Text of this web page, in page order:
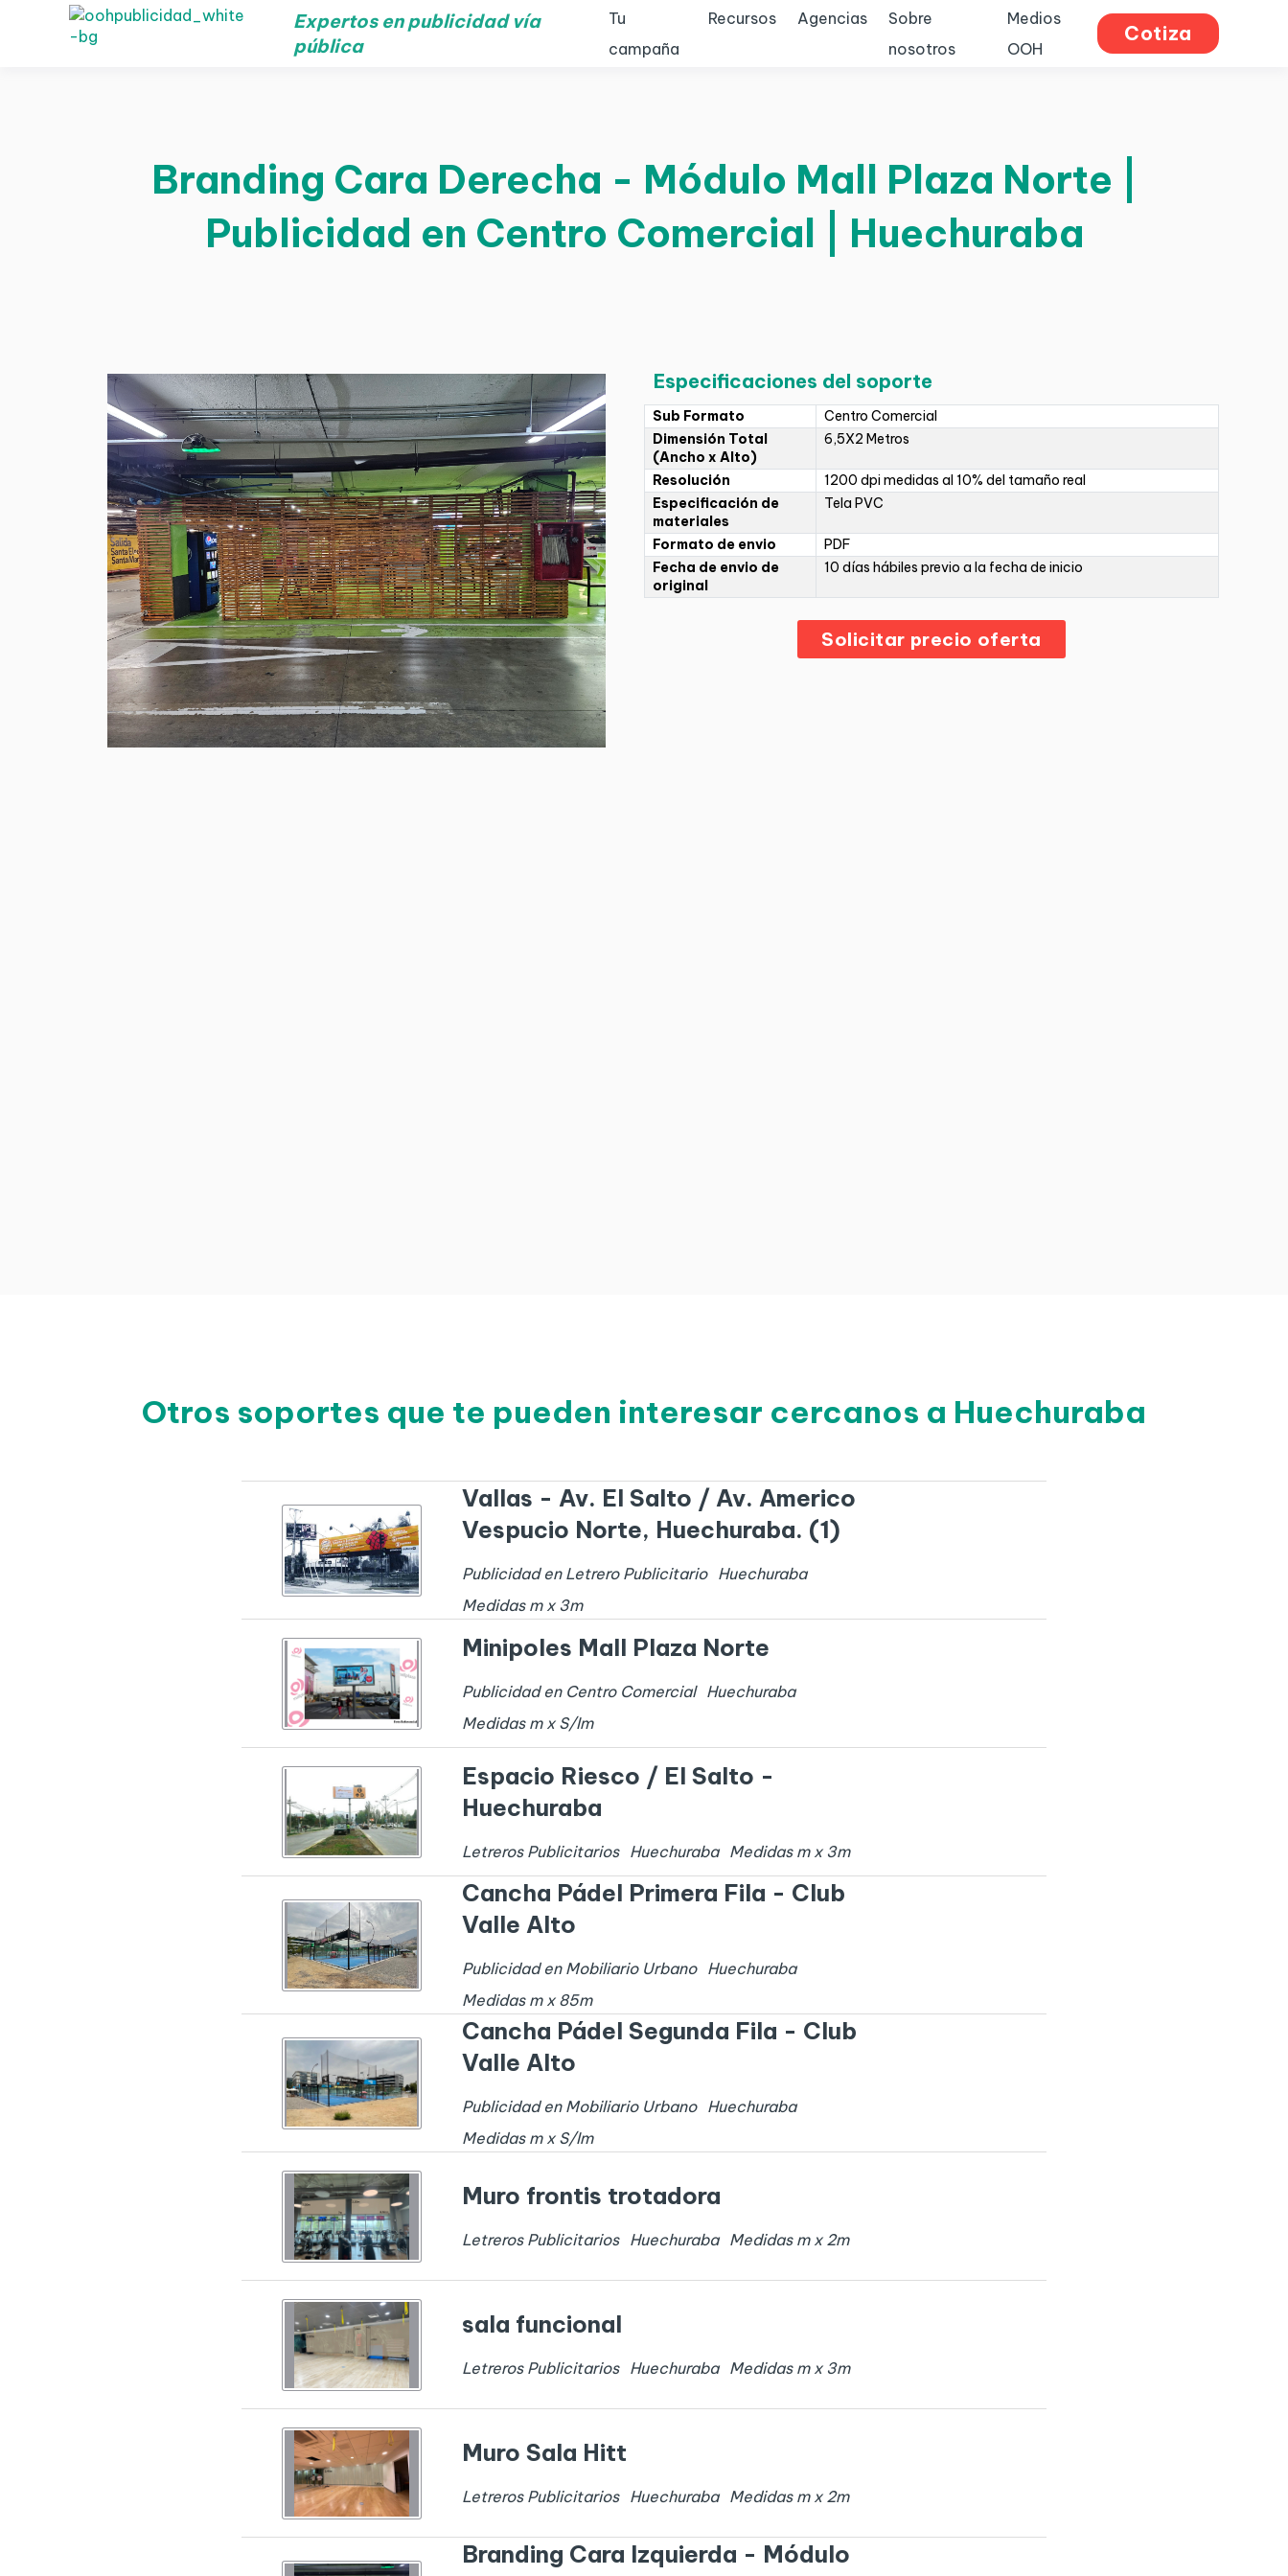
Expertos en publicidad vía
pública
Tu
campaña
Recursos Agencias
Sobre
nosotros
Medios
OOH
Cotiza
Branding Cara Derecha - Módulo Mall Plaza Norte |
Publicidad en Centro Comercial | Huechuraba
Especificaciones del soporte
Sub Formato
Centro Comercial
Dimensión Total
(Ancho x Alto)
6,5X2 Metros
Resolución
1200 dpi medidas al 10% del tamaño real
Especificación de
materiales
Tela PVC
Formato de envio
PDF
Fecha de envio de
original
10 días hábiles previo a la fecha de inicio
Solicitar precio oferta
Otros soportes que te pueden interesar cercanos a Huechuraba
Vallas - Av. El Salto / Av. Americo
Vespucio Norte, Huechuraba. (1)
Publicidad en Letrero Publicitario Huechuraba
Medidas m x 3m
Minipoles Mall Plaza Norte
Publicidad en Centro Comercial Huechuraba
Medidas m x S/Im
Espacio Riesco / El Salto -
Huechuraba
Letreros Publicitarios Huechuraba Medidas m x 3m
Cancha Pádel Primera Fila - Club
Valle Alto
Publicidad en Mobiliario Urbano Huechuraba
Medidas m x 85m
Cancha Pádel Segunda Fila - Club
Valle Alto
Publicidad en Mobiliario Urbano Huechuraba
Medidas m x S/Im
Muro frontis trotadora
Letreros Publicitarios Huechuraba Medidas m x 2m
sala funcional
Letreros Publicitarios Huechuraba Medidas m x 3m
Muro Sala Hitt
Letreros Publicitarios Huechuraba Medidas m x 2m
Branding Cara Izquierda - Módulo